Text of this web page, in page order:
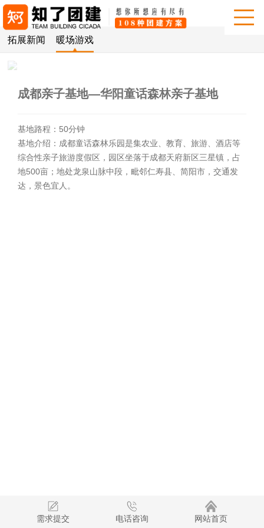
拓展新闻 暖场游戏
成都亲子基地—华阳童话森林亲子基地
基地路程：50分钟
基地介绍：成都童话森林乐园是集农业、教育、旅游、酒店等
综合性亲子旅游度假区，园区坐落于成都天府新区三星镇，占
地500亩；地处龙泉山脉中段，毗邻仁寿县、简阳市，交通发
达，景色宜人。
需求提交 电话咨询 网站首页